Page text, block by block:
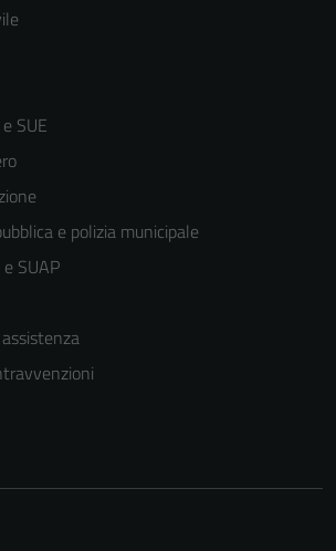
SUE
e polizia municipale
SUAP